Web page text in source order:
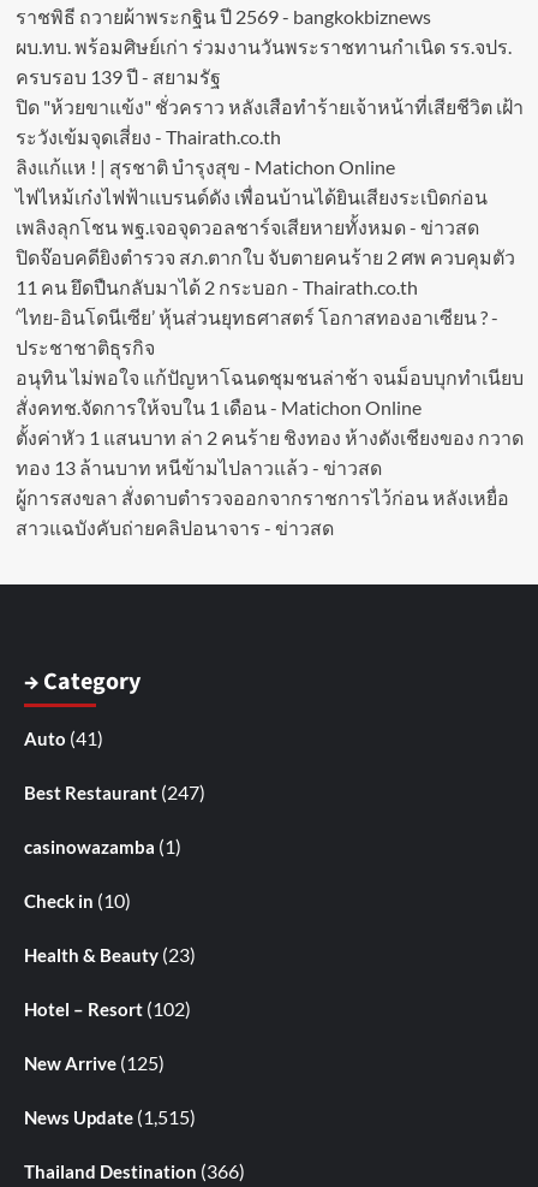
ราชพิธี ถวายผ้าพระกฐิน ปี 2569 - bangkokbiznews
ผบ.ทบ. พร้อมศิษย์เก่า ร่วมงานวันพระราชทานกำเนิด รร.จปร.
ครบรอบ 139 ปี - สยามรัฐ
ปิด "ห้วยขาแข้ง" ชั่วคราว หลังเสือทำร้ายเจ้าหน้าที่เสียชีวิต เฝ้า
ระวังเข้มจุดเสี่ยง - Thairath.co.th
ลิงแก้แห ! | สุรชาติ บำรุงสุข - Matichon Online
ไฟไหม้เก๋งไฟฟ้าแบรนด์ดัง เพื่อนบ้านได้ยินเสียงระเบิดก่อน
เพลิงลุกโชน พฐ.เจอจุดวอลชาร์จเสียหายทั้งหมด - ข่าวสด
ปิดจ๊อบคดียิงตำรวจ สภ.ตากใบ จับตายคนร้าย 2 ศพ ควบคุมตัว
11 คน ยึดปืนกลับมาได้ 2 กระบอก - Thairath.co.th
‘ไทย-อินโดนีเซีย’ หุ้นส่วนยุทธศาสตร์ โอกาสทองอาเซียน ? -
ประชาชาติธุรกิจ
อนุทิน ไม่พอใจ แก้ปัญหาโฉนดชุมชนล่าช้า จนม็อบบุกทำเนียบ
สั่งคทช.จัดการให้จบใน 1 เดือน - Matichon Online
ตั้งค่าหัว 1 แสนบาท ล่า 2 คนร้าย ชิงทอง ห้างดังเชียงของ กวาด
ทอง 13 ล้านบาท หนีข้ามไปลาวแล้ว - ข่าวสด
ผู้การสงขลา สั่งดาบตำรวจออกจากราชการไว้ก่อน หลังเหยื่อ
สาวแฉบังคับถ่ายคลิปอนาจาร - ข่าวสด
→ Category
Auto (41)
Best Restaurant (247)
casinowazamba (1)
Check in (10)
Health & Beauty (23)
Hotel – Resort (102)
New Arrive (125)
News Update (1,515)
Thailand Destination (366)